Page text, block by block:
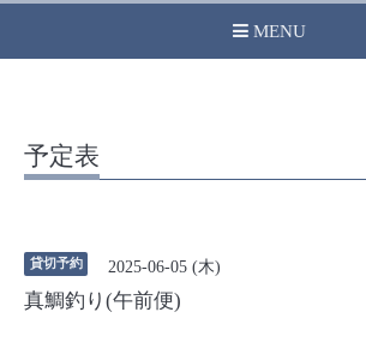
MENU
予定表
貸切予約 2025-06-05 (木)
真鯛釣り(午前便)